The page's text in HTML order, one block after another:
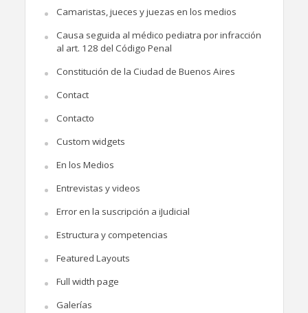
Camaristas, jueces y juezas en los medios
Causa seguida al médico pediatra por infracción
al art. 128 del Código Penal
Constitución de la Ciudad de Buenos Aires
Contact
Contacto
Custom widgets
En los Medios
Entrevistas y videos
Error en la suscripción a iJudicial
Estructura y competencias
Featured Layouts
Full width page
Galerías